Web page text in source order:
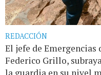
REDACCIÓN
El jefe de Emergencias
Federico Grillo,